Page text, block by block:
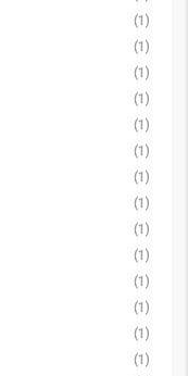
(1)
(1)
(1)
(1)
(1)
(1)
(1)
(1)
(1)
(1)
(1)
(1)
(1)
(1)